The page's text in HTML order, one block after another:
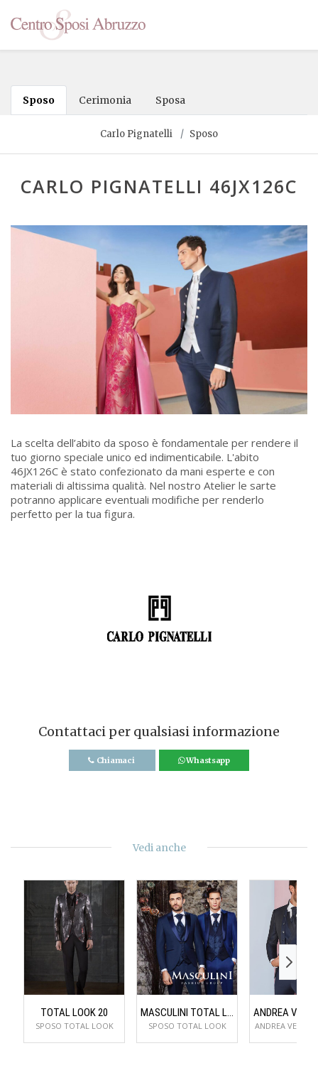
Sposo Cerimonia Sposa
Carlo Pignatelli Sposo
CARLO PIGNATELLI 46JX126C
La scelta dell’abito da sposo è fondamentale per rendere il
tuo giorno speciale unico ed indimenticabile. L'abito
46JX126C è stato confezionato da mani esperte e con
materiali di altissima qualità. Nel nostro Atelier le sarte
potranno applicare eventuali modifiche per renderlo
perfetto per la tua figura.
Contattaci per qualsiasi informazione
Chiamaci Whastsapp
Vedi anche
TOTAL LOOK 20
SPOSO TOTAL LOOK
MASCULINI TOTAL LOOK 3
SPOSO TOTAL LOOK ANDREA